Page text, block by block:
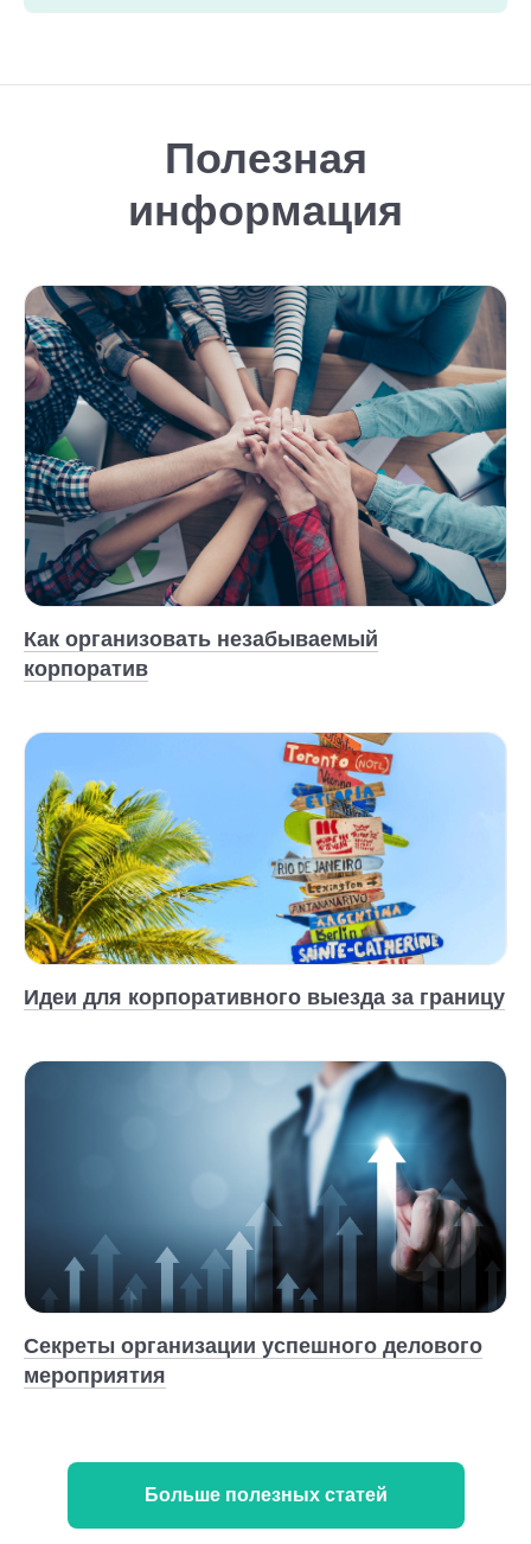
Полезная
информация
Как организовать незабываемый
корпоратив
Идеи для корпоративного выезда за границу
Секреты организации успешного делового
мероприятия
Больше полезных статей